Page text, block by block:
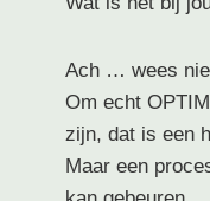
Ach … wees
Om echt
zijn, dat is een
Maar een